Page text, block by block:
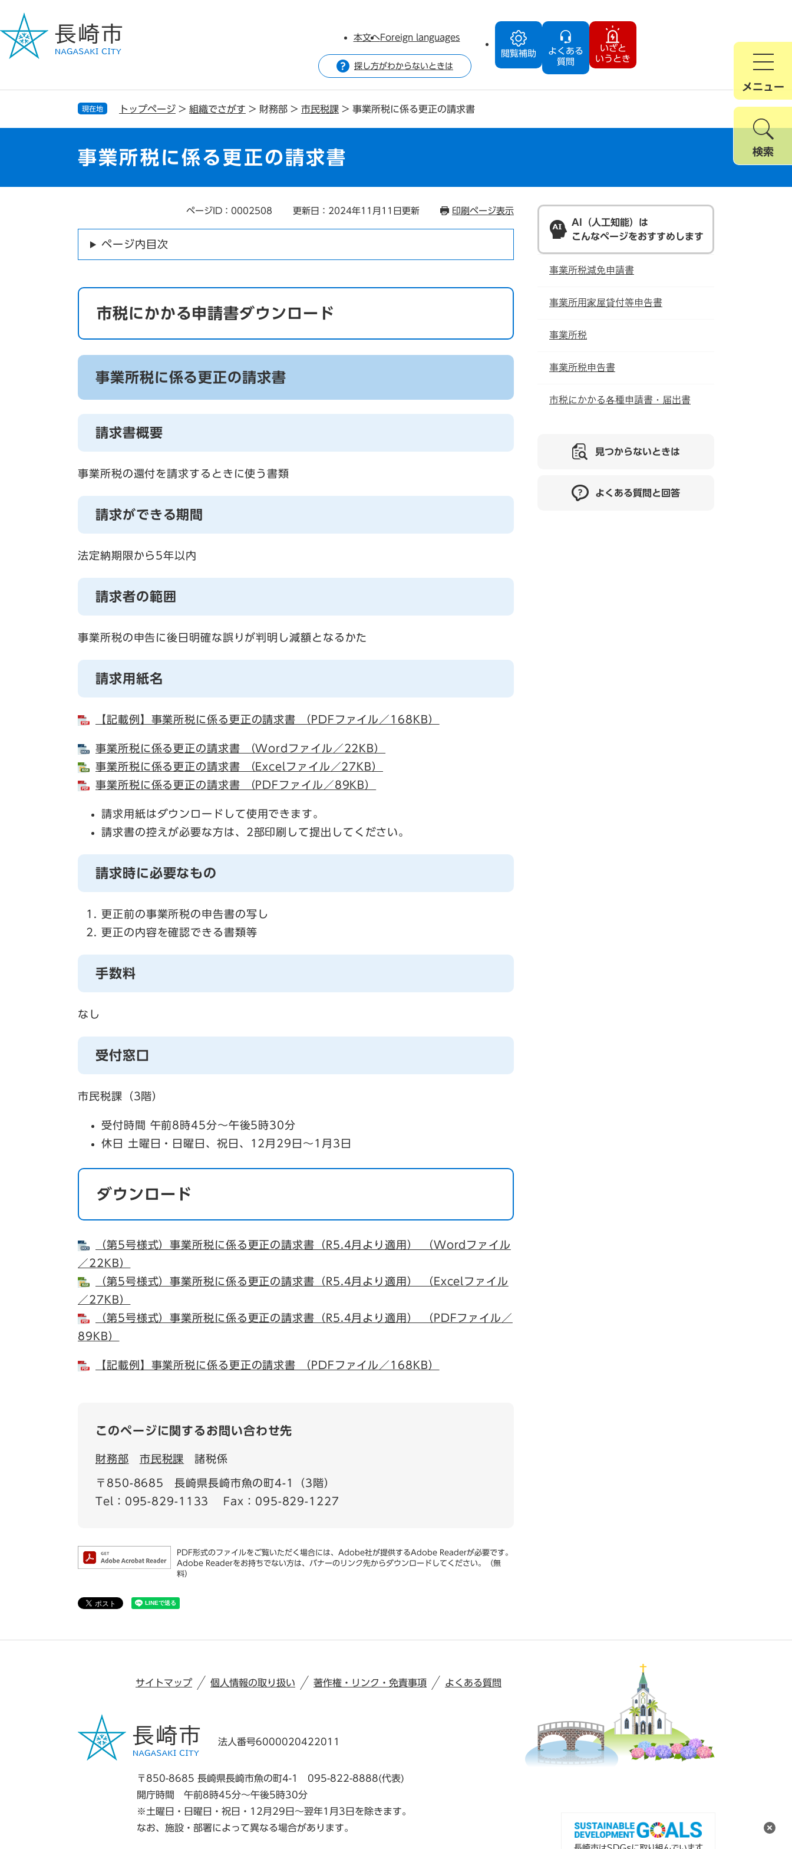
ジ
で
ュ
ば
閲覧補助
よくある
質問
いざと
いうとき
本文へForeign languages
探し方がわからないときは
メニュー
検索
現在地 トップページ > 組織でさがす > 財務部 > 市民税課 > 事業所税に係る更正の請求書
事業所税に係る更正の請求書
ページID：0002508 更新日：2024年11月11日更新 印刷ページ表示
ページ内目次
市税にかかる申請書ダウンロード
事業所税に係る更正の請求書
請求書概要
事業所税の還付を請求するときに使う書類
請求ができる期間
法定納期限から5年以内
請求者の範囲
事業所税の申告に後日明確な誤りが判明し減額となるかた
請求用紙名
【記載例】事業所税に係る更正の請求書 （PDFファイル／168KB）
事業所税に係る更正の請求書 （Wordファイル／22KB）
事業所税に係る更正の請求書 （Excelファイル／27KB）
事業所税に係る更正の請求書 （PDFファイル／89KB）
請求用紙はダウンロードして使用できます。
請求書の控えが必要な方は、2部印刷して提出してください。
請求時に必要なもの
更正前の事業所税の申告書の写し
更正の内容を確認できる書類等
手数料
なし
受付窓口
市民税課（3階）
受付時間 午前8時45分～午後5時30分
休日 土曜日・日曜日、祝日、12月29日～1月3日
ダウンロード
（第5号様式）事業所税に係る更正の請求書（R5.4月より適用） （Wordファイル
／22KB）
（第5号様式）事業所税に係る更正の請求書（R5.4月より適用） （Excelファイル
／27KB）
（第5号様式）事業所税に係る更正の請求書（R5.4月より適用） （PDFファイル／
89KB）
【記載例】事業所税に係る更正の請求書 （PDFファイル／168KB）
このページに関するお問い合わせ先
財務部 市民税課 諸税係
〒850-8685
長崎県長崎市魚の町4-1（3階）
Tel：095-829-1133
Fax：095-829-1227
PDF形式のファイルをご覧いただく場合には、Adobe社が提供するAdobe Readerが必要です。
Adobe Readerをお持ちでない方は、バナーのリンク先からダウンロードしてください。（無
料）
AI（人工知能）は
こんなページをおすすめします
事業所税減免申請書
事業所用家屋貸付等申告書
事業所税
事業所税申告書
市税にかかる各種申請書・届出書
見つからないときは
よくある質問と回答
サイトマップ 個人情報の取り扱い 著作権・リンク・免責事項 よくある質問
法人番号6000020422011
〒850-8685 長崎県長崎市魚の町4-1
095-822-8888(代表)
開庁時間 午前8時45分～午後5時30分
※土曜日・日曜日・祝日・12月29日～翌年1月3日を除きます。
なお、施設・部署によって異なる場合があります。